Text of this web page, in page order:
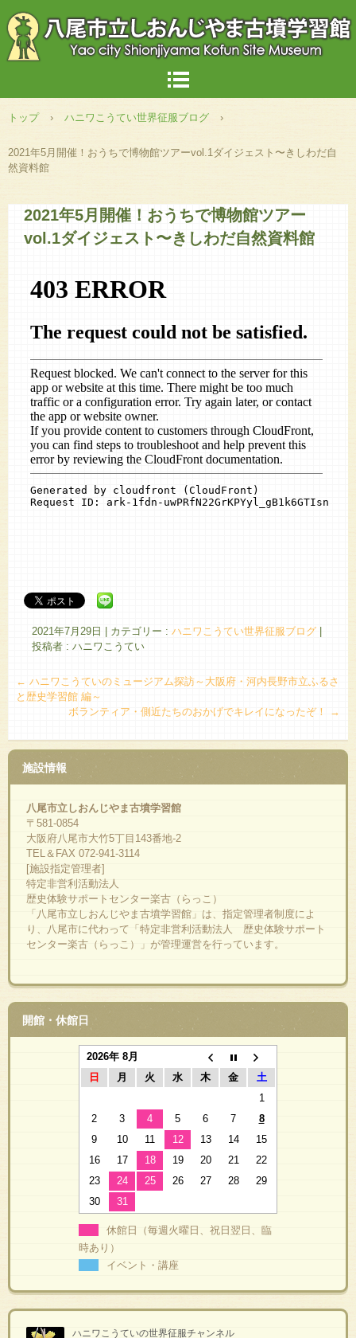
トップ › ハニワこうてい世界征服ブログ ›
2021年5月開催！おうちで博物館ツアーvol.1ダイジェスト〜きしわだ自
然資料館
2021年5月開催！おうちで博物館ツアー
vol.1ダイジェスト〜きしわだ自然資料館
2021年7月29日 カテゴリー : ハニワこうてい世界征服ブログ
投稿者 : ハニワこうてい
← ハニワこうていのミュージアム探訪～大阪府・河内長野市立ふるさ
と歴史学習館 編～
ボランティア・側近たちのおかげでキレイになったぞ！
→
施設情報
八尾市立しおんじやま古墳学習館
〒581-0854
大阪府八尾市大竹5丁目143番地-2
TEL＆FAX 072-941-3114
[施設指定管理者]
特定非営利活動法人
歴史体験サポートセンター楽古（らっこ）
「八尾市立しおんじやま古墳学習館」は、指定管理者制度によ
り、八尾市に代わって「特定非営利活動法人 歴史体験サポート
センター楽古（らっこ）」が管理運営を行っています。
開館・休館日
2026年 8月
日
月 火 水 木 金
土
1
2
3 4 5 6 7
8
9
10 11 12 13 14
15
16
17 18 19 20 21
22
23
24 25 26 27 28
29
30
31
休館日（毎週火曜日、祝日翌日、臨
時あり）
イベント・講座